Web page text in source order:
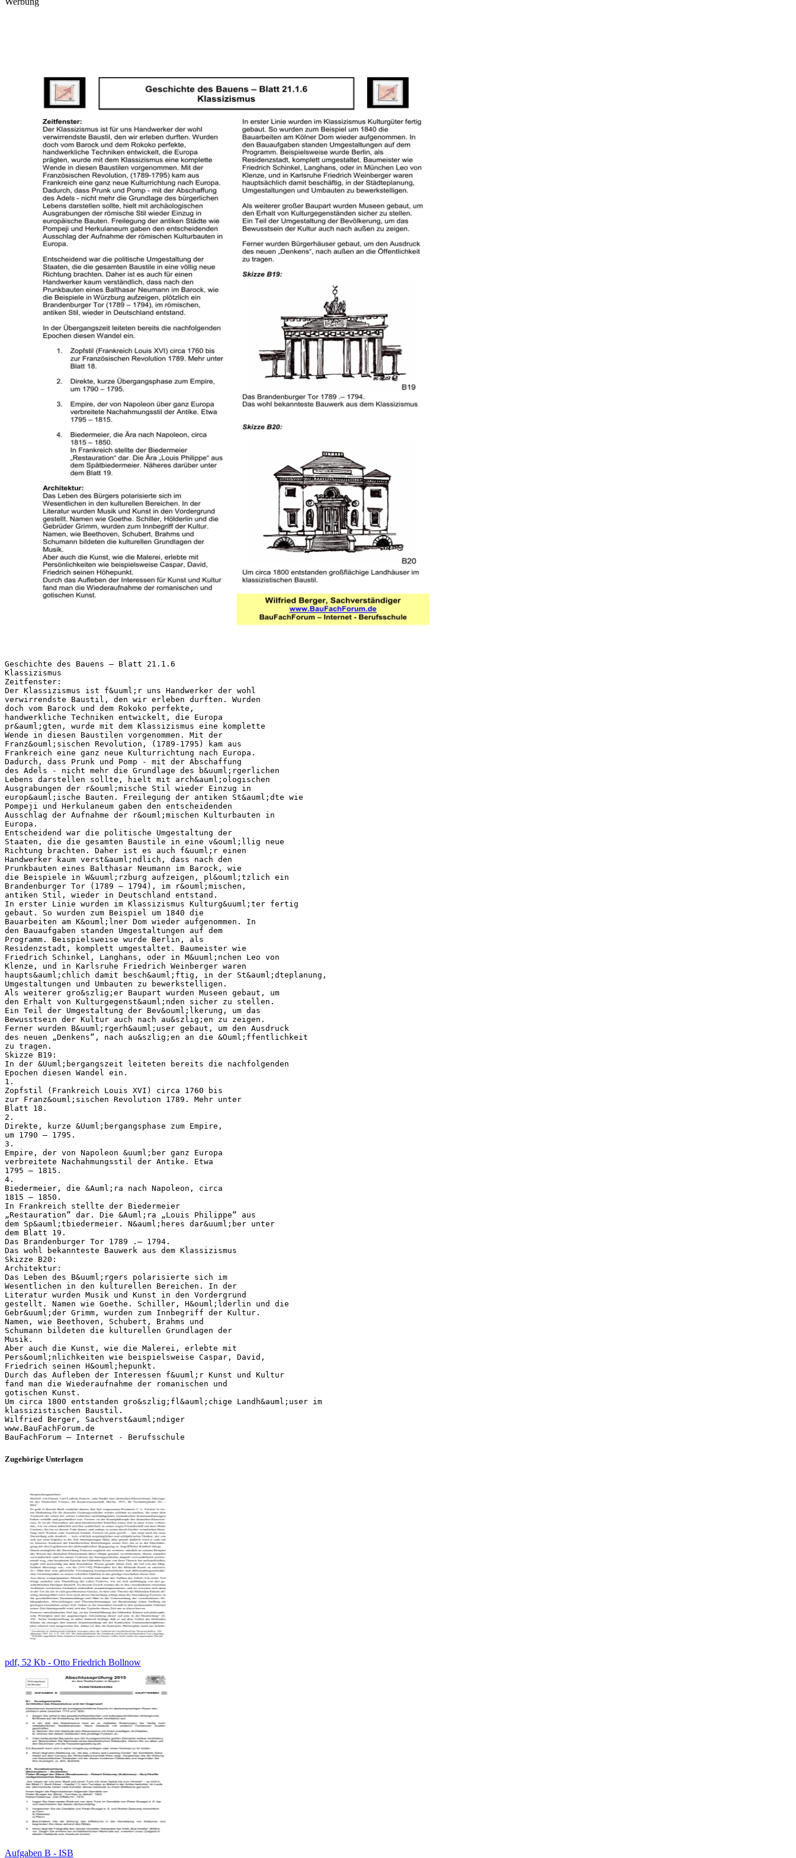
Geschichte des Bauens – Blatt 21.1.6
Klassizismus
Zeitfenster:
Der Klassizismus ist f&uuml;r uns Handwerker der wohl
verwirrendste Baustil, den wir erleben durften. Wurden
doch vom Barock und dem Rokoko perfekte,
handwerkliche Techniken entwickelt, die Europa
pr&auml;gten, wurde mit dem Klassizismus eine komplette
Wende in diesen Baustilen vorgenommen. Mit der
Franz&ouml;sischen Revolution, (1789-1795) kam aus
Frankreich eine ganz neue Kulturrichtung nach Europa.
Dadurch, dass Prunk und Pomp - mit der Abschaffung
des Adels - nicht mehr die Grundlage des b&uuml;rgerlichen
Lebens darstellen sollte, hielt mit arch&auml;ologischen
Ausgrabungen der r&ouml;mische Stil wieder Einzug in
europ&auml;ische Bauten. Freilegung der antiken St&auml;dte wie
Pompeji und Herkulaneum gaben den entscheidenden
Ausschlag der Aufnahme der r&ouml;mischen Kulturbauten in
Europa.
Entscheidend war die politische Umgestaltung der
Staaten, die die gesamten Baustile in eine v&ouml;llig neue
Richtung brachten. Daher ist es auch f&uuml;r einen
Handwerker kaum verst&auml;ndlich, dass nach den
Prunkbauten eines Balthasar Neumann im Barock, wie
die Beispiele in W&uuml;rzburg aufzeigen, pl&ouml;tzlich ein
Brandenburger Tor (1789 – 1794), im r&ouml;mischen,
antiken Stil, wieder in Deutschland entstand.
In erster Linie wurden im Klassizismus Kulturg&uuml;ter fertig
gebaut. So wurden zum Beispiel um 1840 die
Bauarbeiten am K&ouml;lner Dom wieder aufgenommen. In
den Bauaufgaben standen Umgestaltungen auf dem
Programm. Beispielsweise wurde Berlin, als
Residenzstadt, komplett umgestaltet. Baumeister wie
Friedrich Schinkel, Langhans, oder in M&uuml;nchen Leo von
Klenze, und in Karlsruhe Friedrich Weinberger waren
haupts&auml;chlich damit besch&auml;ftig, in der St&auml;dteplanung,
Umgestaltungen und Umbauten zu bewerkstelligen.
Als weiterer gro&szlig;er Baupart wurden Museen gebaut, um
den Erhalt von Kulturgegenst&auml;nden sicher zu stellen.
Ein Teil der Umgestaltung der Bev&ouml;lkerung, um das
Bewusstsein der Kultur auch nach au&szlig;en zu zeigen.
Ferner wurden B&uuml;rgerh&auml;user gebaut, um den Ausdruck
des neuen „Denkens“, nach au&szlig;en an die &Ouml;ffentlichkeit
zu tragen.
Skizze B19:
In der &Uuml;bergangszeit leiteten bereits die nachfolgenden
Epochen diesen Wandel ein.
1.
Zopfstil (Frankreich Louis XVI) circa 1760 bis
zur Franz&ouml;sischen Revolution 1789. Mehr unter
Blatt 18.
2.
Direkte, kurze &Uuml;bergangsphase zum Empire,
um 1790 – 1795.
3.
Empire, der von Napoleon &uuml;ber ganz Europa
verbreitete Nachahmungsstil der Antike. Etwa
1795 – 1815.
4.
Biedermeier, die &Auml;ra nach Napoleon, circa
1815 – 1850.
In Frankreich stellte der Biedermeier
„Restauration“ dar. Die &Auml;ra „Louis Philippe“ aus
dem Sp&auml;tbiedermeier. N&auml;heres dar&uuml;ber unter
dem Blatt 19.
Das Brandenburger Tor 1789 .– 1794.
Das wohl bekannteste Bauwerk aus dem Klassizismus
Skizze B20:
Architektur:
Das Leben des B&uuml;rgers polarisierte sich im
Wesentlichen in den kulturellen Bereichen. In der
Literatur wurden Musik und Kunst in den Vordergrund
gestellt. Namen wie Goethe. Schiller, H&ouml;lderlin und die
Gebr&uuml;der Grimm, wurden zum Innbegriff der Kultur.
Namen, wie Beethoven, Schubert, Brahms und
Schumann bildeten die kulturellen Grundlagen der
Musik.
Aber auch die Kunst, wie die Malerei, erlebte mit
Pers&ouml;nlichkeiten wie beispielsweise Caspar, David,
Friedrich seinen H&ouml;hepunkt.
Durch das Aufleben der Interessen f&uuml;r Kunst und Kultur
fand man die Wiederaufnahme der romanischen und
gotischen Kunst.
Um circa 1800 entstanden gro&szlig;fl&auml;chige Landh&auml;user im
klassizistischen Baustil.
Wilfried Berger, Sachverst&auml;ndiger
www.BauFachForum.de
Zugehörige Unterlagen
pdf, 52 Kb - Otto Friedrich Bollnow
Aufgaben B - ISB